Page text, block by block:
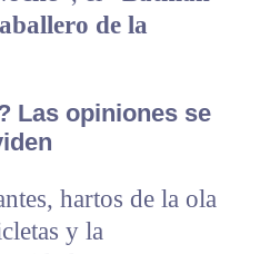
de la
Las opiniones se
hartos de la ola
y la